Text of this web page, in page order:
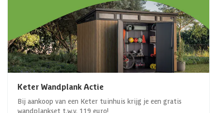
Keter Wandplank Actie
Bij aankoop van een Keter tuinhuis krijg je een gratis
wandplankset t.w.v. 119 euro!